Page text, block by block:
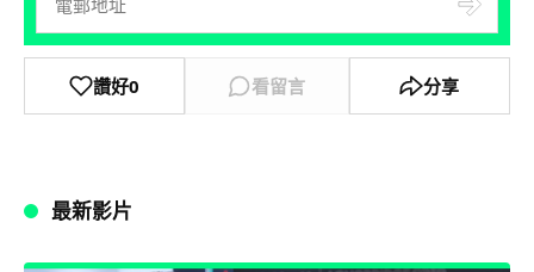
讚好0 看留言 分享
最新影片